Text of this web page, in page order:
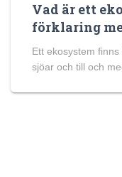
Vad är ett
förklaring
Ett ekosystem
sjöar och till och